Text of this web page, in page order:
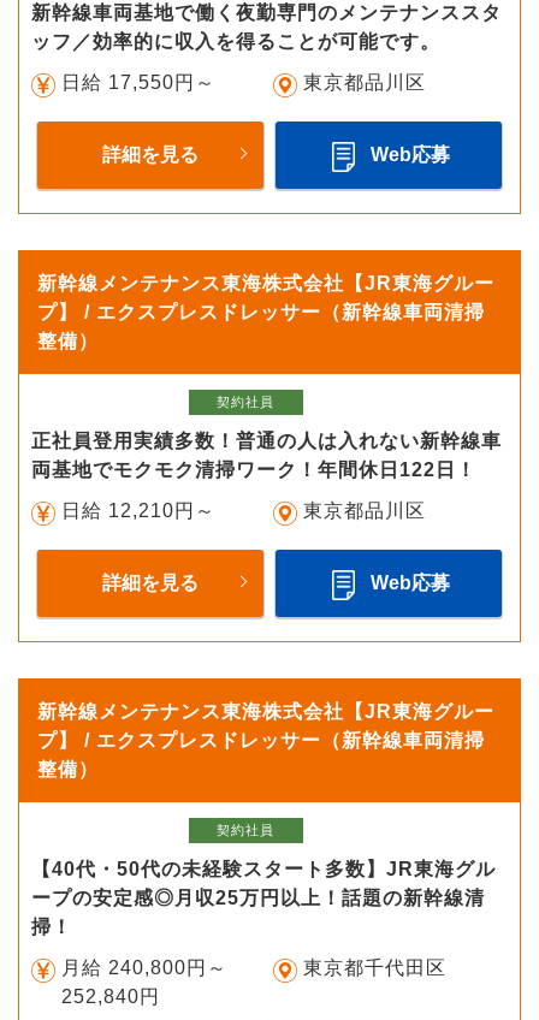
新幹線車両基地で働く夜勤専門のメンテナンススタ
ッフ／効率的に収入を得ることが可能です。
日給 17,550円～
東京都品川区
詳細を見る Web応募
新幹線メンテナンス東海株式会社【JR東海グルー
プ】 / エクスプレスドレッサー（新幹線車両清掃
整備）
契約社員
正社員登用実績多数！普通の人は入れない新幹線車
両基地でモクモク清掃ワーク！年間休日122日！
日給 12,210円～
東京都品川区
詳細を見る Web応募
新幹線メンテナンス東海株式会社【JR東海グルー
プ】 / エクスプレスドレッサー（新幹線車両清掃
整備）
契約社員
【40代・50代の未経験スタート多数】JR東海グル
ープの安定感◎月収25万円以上！話題の新幹線清
掃！
月給 240,800円～
252,840円
東京都千代田区